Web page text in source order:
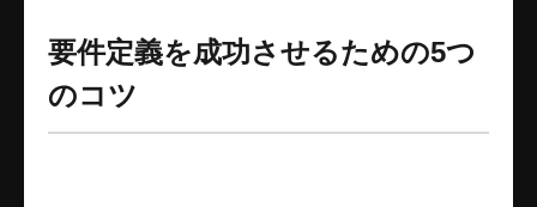
要件定義を成功させるための5つ
のコツ